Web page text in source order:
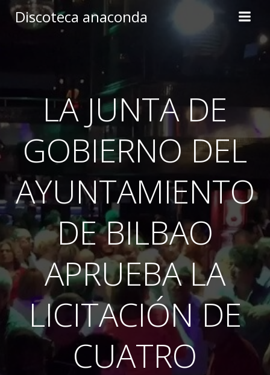
to
Discoteca anaconda
LA JUNTA DE
GOBIERNO DEL
AYUNTAMIENTO
DE BILBAO
APRUEBA LA
LICITACIÓN DE
CUATRO